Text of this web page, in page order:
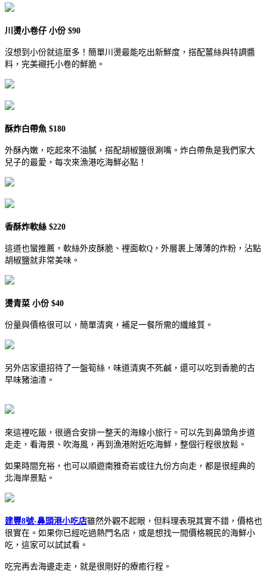
川燙小卷仔 小份 $90
沒想到小份就這麼多！簡單川燙最能吃出新鮮度，搭配薑絲與特調醬
料，完美襯托小卷的鮮脆。
酥炸白帶魚 $180
外酥內嫩，吃起來不油膩，搭配胡椒鹽很涮嘴。炸白帶魚是我們家大
兒子的最愛，每次來漁港吃海鮮必點！
香酥炸軟絲 $220
這道也蠻推薦，軟絲外皮酥脆、裡面軟Q，外層裹上薄薄的炸粉，沾點
胡椒鹽就非常美味。
燙青菜 小份 $40
份量與價格很可以，簡單清爽，補足一餐所需的纖維質。
另外店家還招待了一盤筍絲，味道清爽不死鹹，還可以吃到香脆的古
早味豬油渣。
來這裡吃飯，很適合安排一整天的海線小旅行。可以先到鼻頭角步道
走走，看海景、吹海風，再到漁港附近吃海鮮，整個行程很放鬆。
如果時間充裕，也可以順遊南雅奇岩或往九份方向走，都是很經典的
北海岸景點。
建豐8號-鼻頭港小吃店雖然外觀不起眼，但料理表現其實不錯，價格也
很實在。如果你已經吃過熱門名店，或是想找一間價格親民的海鮮小
吃，這家可以試試看。
吃完再去海邊走走，就是很剛好的療癒行程。